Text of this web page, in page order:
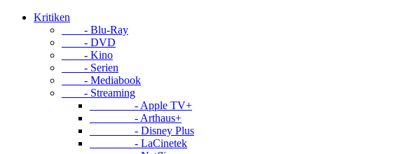
Kritiken
- Blu-Ray
- DVD
- Kino
- Serien
- Mediabook
- Streaming
- Apple TV+
- Arthaus+
- Disney Plus
- LaCinetek